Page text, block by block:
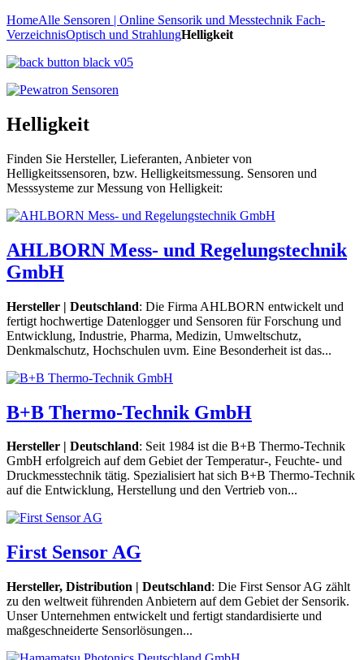
HomeAlle Sensoren | Online Sensorik und Messtechnik Fach-
VerzeichnisOptisch und StrahlungHelligkeit
Helligkeit
Finden Sie Hersteller, Lieferanten, Anbieter von
Helligkeitssensoren, bzw. Helligkeitsmessung. Sensoren und
Messsysteme zur Messung von Helligkeit:
AHLBORN Mess- und Regelungstechnik
GmbH
Hersteller | Deutschland: Die Firma AHLBORN entwickelt und
fertigt hochwertige Datenlogger und Sensoren für Forschung und
Entwicklung, Industrie, Pharma, Medizin, Umweltschutz,
Denkmalschutz, Hochschulen uvm. Eine Besonderheit ist das...
B+B Thermo-Technik GmbH
Hersteller | Deutschland: Seit 1984 ist die B+B Thermo-Technik
GmbH erfolgreich auf dem Gebiet der Temperatur-, Feuchte- und
Druckmesstechnik tätig. Spezialisiert hat sich B+B Thermo-Technik
auf die Entwicklung, Herstellung und den Vertrieb von...
First Sensor AG
Hersteller, Distribution | Deutschland: Die First Sensor AG zählt
zu den weltweit führenden Anbietern auf dem Gebiet der Sensorik.
Unser Unternehmen entwickelt und fertigt standardisierte und
maßgeschneiderte Sensorlösungen...